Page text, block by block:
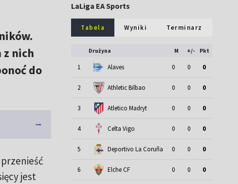
nich
do
jest
LaLiga EA Sports
Tabela Wyniki Terminarz
Drużyna M +/- Pkt
1 Alaves 0 0 0
2 Athletic Bilbao 0 0 0
3 Atletico Madryt 0 0 0
4 Celta Vigo 0 0 0
5 Deportivo La Coruña 0 0 0
6 Elche CF 0 0 0